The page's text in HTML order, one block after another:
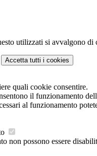
utilizzati si avvalgono
Accetta tutti i cookies
quali cookie consentire.
il funzionamento
al funzionamento
non possono essere